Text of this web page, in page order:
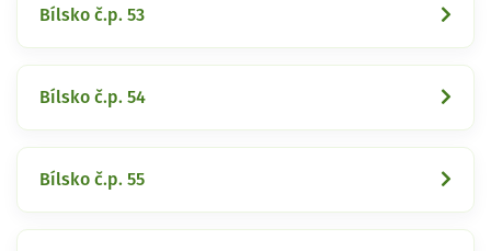
Bílsko č.p. 53
Bílsko č.p. 54
Bílsko č.p. 55